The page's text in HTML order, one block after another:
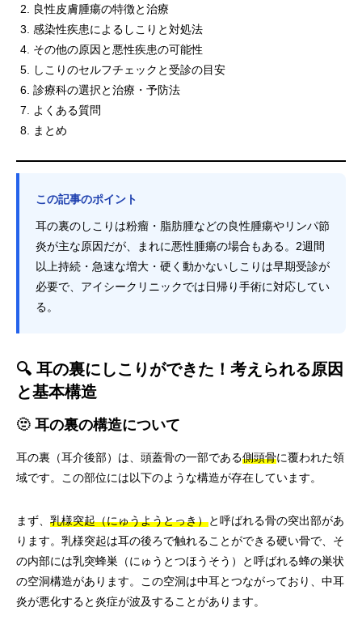
良性皮膚腫瘍の特徴と治療
感染性疾患によるしこりと対処法
その他の原因と悪性疾患の可能性
しこりのセルフチェックと受診の目安
診療科の選択と治療・予防法
よくある質問
まとめ
この記事のポイント
耳の裏のしこりは粉瘤・脂肪腫などの良性腫瘍やリンパ節
炎が主な原因だが、まれに悪性腫瘍の場合もある。2週間
以上持続・急速な増大・硬く動かないしこりは早期受診が
必要で、アイシークリニックでは日帰り手術に対応してい
る。
🔍 耳の裏にしこりができた！考えられる原因
と基本構造
🫥 耳の裏の構造について
耳の裏（耳介後部）は、頭蓋骨の一部である側頭骨に覆われた領
域です。この部位には以下のような構造が存在しています。
まず、 乳様突起（にゅうようとっき）と呼ばれる骨の突出部があ
ります。乳様突起は耳の後ろで触れることができる硬い骨で、そ
の内部には乳突蜂巣（にゅうとつほうそう）と呼ばれる蜂の巣状
の空洞構造があります。この空洞は中耳とつながっており、中耳
炎が悪化すると炎症が波及することがあります。